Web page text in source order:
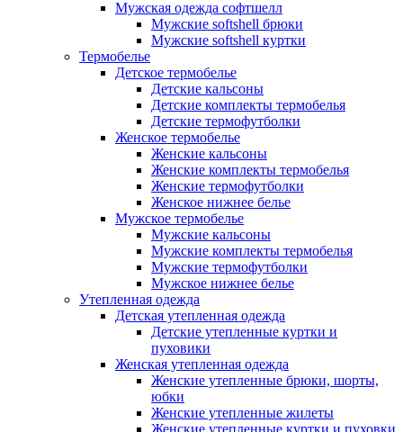
Мужская одежда софтшелл
Мужские softshell брюки
Мужские softshell куртки
Термобелье
Детское термобелье
Детские кальсоны
Детские комплекты термобелья
Детские термофутболки
Женское термобелье
Женские кальсоны
Женские комплекты термобелья
Женские термофутболки
Женское нижнее белье
Мужское термобелье
Мужские кальсоны
Мужские комплекты термобелья
Мужские термофутболки
Мужское нижнее белье
Утепленная одежда
Детская утепленная одежда
Детские утепленные куртки и
пуховики
Женская утепленная одежда
Женские утепленные брюки, шорты,
юбки
Женские утепленные жилеты
Женские утепленные куртки и пуховки